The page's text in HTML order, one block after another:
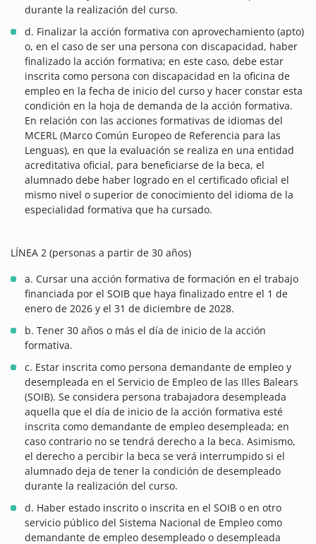
durante la realización del curso.
d. Finalizar la acción formativa con aprovechamiento (apto)
o, en el caso de ser una persona con discapacidad, haber
finalizado la acción formativa; en este caso, debe estar
inscrita como persona con discapacidad en la oficina de
empleo en la fecha de inicio del curso y hacer constar esta
condición en la hoja de demanda de la acción formativa.
En relación con las acciones formativas de idiomas del
MCERL (Marco Común Europeo de Referencia para las
Lenguas), en que la evaluación se realiza en una entidad
acreditativa oficial, para beneficiarse de la beca, el
alumnado debe haber logrado en el certificado oficial el
mismo nivel o superior de conocimiento del idioma de la
especialidad formativa que ha cursado.
LÍNEA 2 (personas a partir de 30 años)
a. Cursar una acción formativa de formación en el trabajo
financiada por el SOIB que haya finalizado entre el 1 de
enero de 2026 y el 31 de diciembre de 2028.
b. Tener 30 años o más el día de inicio de la acción
formativa.
c. Estar inscrita como persona demandante de empleo y
desempleada en el Servicio de Empleo de las Illes Balears
(SOIB). Se considera persona trabajadora desempleada
aquella que el día de inicio de la acción formativa esté
inscrita como demandante de empleo desempleada; en
caso contrario no se tendrá derecho a la beca. Asimismo,
el derecho a percibir la beca se verá interrumpido si el
alumnado deja de tener la condición de desempleado
durante la realización del curso.
d. Haber estado inscrito o inscrita en el SOIB o en otro
servicio público del Sistema Nacional de Empleo como
demandante de empleo desempleado o desempleada